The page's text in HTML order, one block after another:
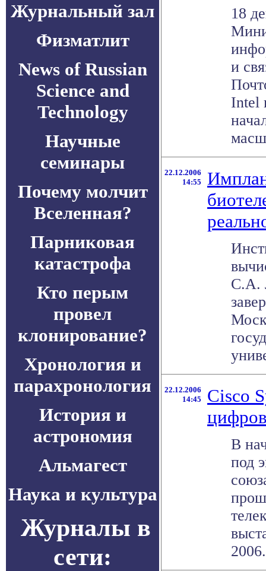
Журнальный зал
Физматлит
News of Russian
Science and
Technology
Научные
семинары
Почему молчит
Вселенная?
Парниковая
катастрофа
Кто перым
провел
клонирование?
Хронология и
парахронология
История и
астрономия
Альмагест
Наука и культура
Журналы в
сети:
18
и
Intel
22.12.2006
14:55
С.А.
22.12.2006
14:45
Cisco
В
под